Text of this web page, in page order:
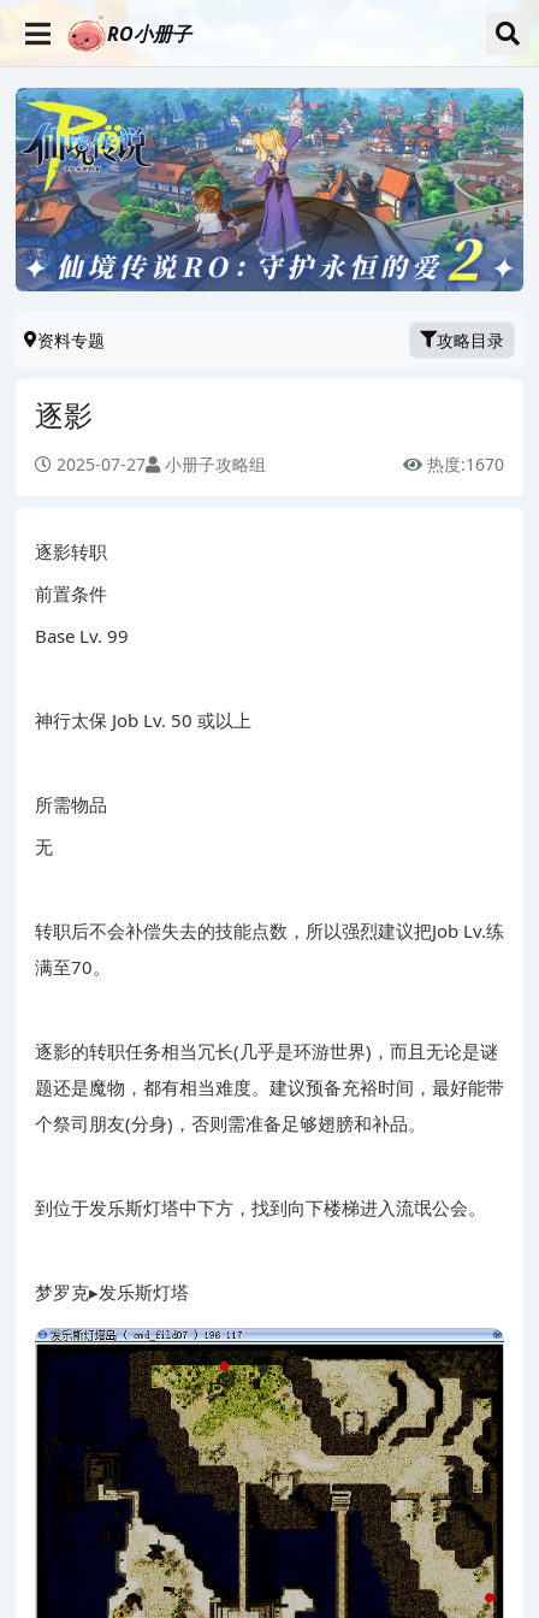
RO小册子
资料专题 攻略目录
逐影
2025-07-27 小册子攻略组 热度:1670
逐影转职
前置条件
Base Lv. 99
神行太保 Job Lv. 50 或以上
所需物品
无
转职后不会补偿失去的技能点数，所以强烈建议把Job Lv.练
满至70。
逐影的转职任务相当冗长(几乎是环游世界)，而且无论是谜
题还是魔物，都有相当难度。建议预备充裕时间，最好能带
个祭司朋友(分身)，否则需准备足够翅膀和补品。
到位于发乐斯灯塔中下方，找到向下楼梯进入流氓公会。
梦罗克▸发乐斯灯塔